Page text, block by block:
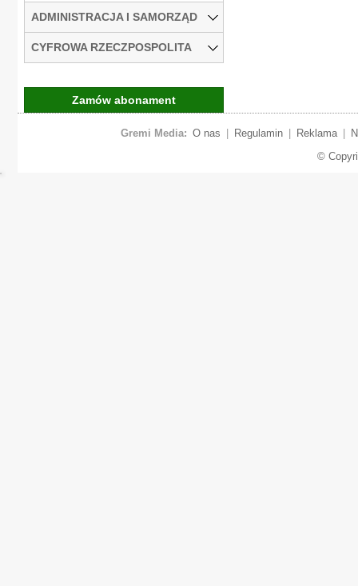
ADMINISTRACJA I SAMORZĄD
CYFROWA RZECZPOSPOLITA
Zamów abonament
Gremi Media: O nas Regulamin Reklama
©